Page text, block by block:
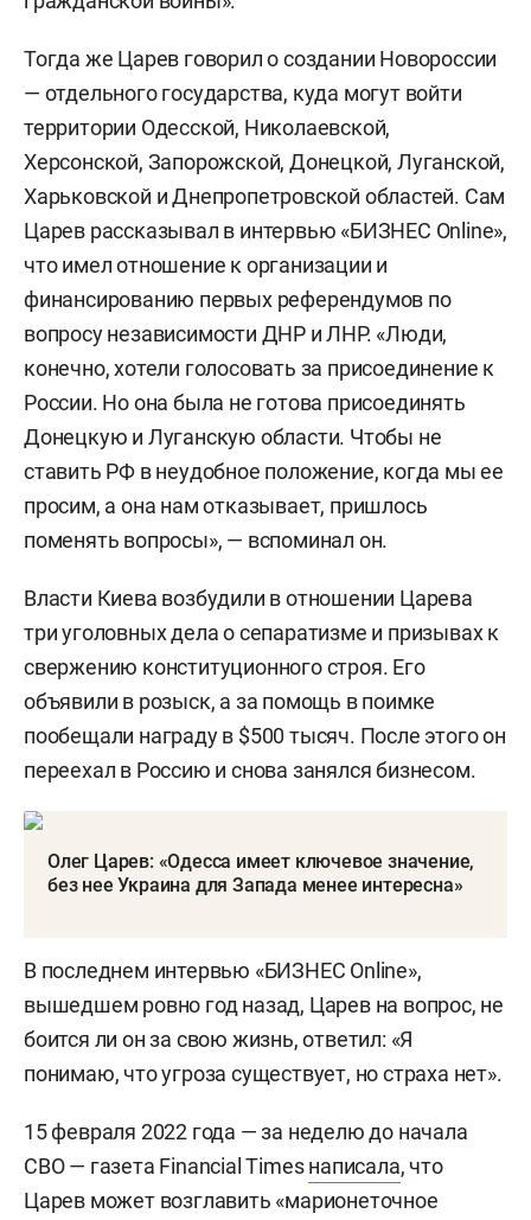
Тогда же Царев говорил о создании Новороссии
— отдельного государства, куда могут войти
территории Одесской, Николаевской,
Херсонской, Запорожской, Донецкой, Луганской,
Харьковской и Днепропетровской областей. Сам
Царев рассказывал в интервью «БИЗНЕС Online»,
что имел отношение к организации и
финансированию первых референдумов по
вопросу независимости ДНР и ЛНР. «Люди,
конечно, хотели голосовать за присоединение к
России. Но она была не готова присоединять
Донецкую и Луганскую области. Чтобы не
ставить РФ в неудобное положение, когда мы ее
просим, а она нам отказывает, пришлось
поменять вопросы», — вспоминал он.
Власти Киева возбудили в отношении Царева
три уголовных дела о сепаратизме и призывах к
свержению конституционного строя. Его
объявили в розыск, а за помощь в поимке
пообещали награду в $500 тысяч. После этого он
переехал в Россию и снова занялся бизнесом.
Олег Царев: «Одесса имеет ключевое значение,
без нее Украина для Запада менее интересна»
В последнем интервью «БИЗНЕС Online»,
вышедшем ровно год назад, Царев на вопрос, не
боится ли он за свою жизнь, ответил: «Я
понимаю, что угроза существует, но страха нет».
15 февраля 2022 года — за неделю до начала
СВО — газета Financial Timesнаписала, что
Царев может возглавить «марионеточное